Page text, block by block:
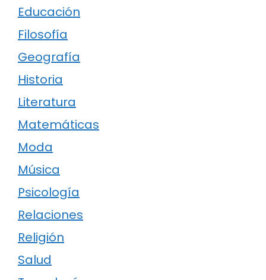
Educación
Filosofía
Geografía
Historia
Literatura
Matemáticas
Moda
Música
Psicología
Relaciones
Religión
Salud